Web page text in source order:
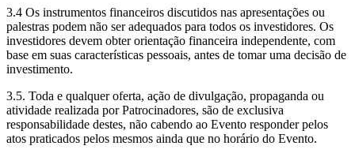
3.4 Os instrumentos financeiros discutidos nas apresentações ou
palestras podem não ser adequados para todos os investidores. Os
investidores devem obter orientação financeira independente, com
base em suas características pessoais, antes de tomar uma decisão de
investimento.
3.5. Toda e qualquer oferta, ação de divulgação, propaganda ou
atividade realizada por Patrocinadores, são de exclusiva
responsabilidade destes, não cabendo ao Evento responder pelos
atos praticados pelos mesmos ainda que no horário do Evento.